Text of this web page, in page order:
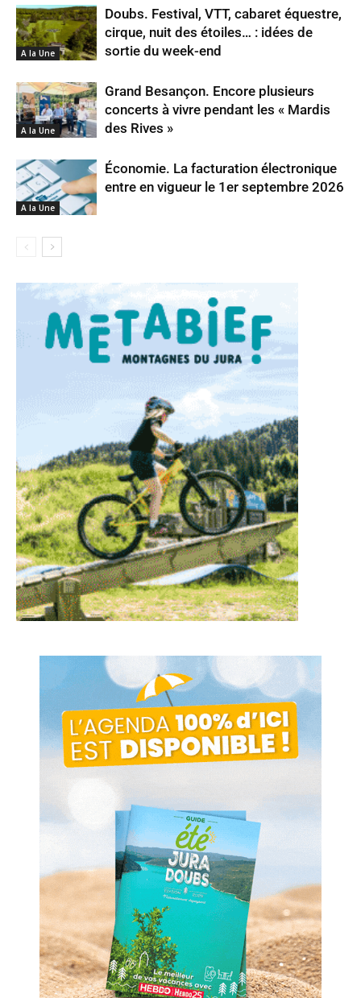
A la Une
Doubs. Festival, VTT, cabaret équestre,
cirque, nuit des étoiles… : idées de
sortie du week-end
A la Une
Grand Besançon. Encore plusieurs
concerts à vivre pendant les « Mardis
des Rives »
A la Une
Économie. La facturation électronique
entre en vigueur le 1er septembre 2026